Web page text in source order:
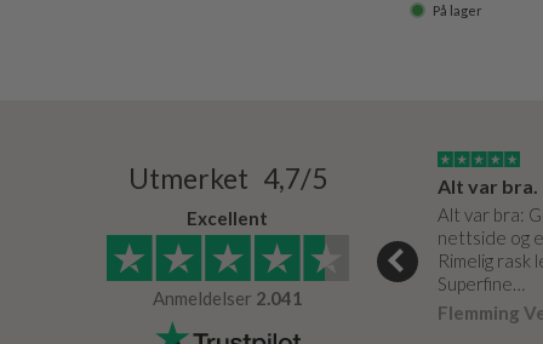
På lager
Utmerket 4,7/5
Excellent
Anmeldelser 2.041
Verifisert
Er effektive og hjælpsomme.
Arne Petersen
Verifisert
Alt var bra.
Alt var bra:
nettside og
Rimelig rask
Superfine…
Flemming